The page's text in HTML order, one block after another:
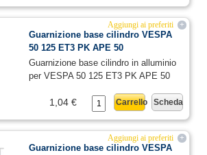
+
Aggiungi ai preferiti
Guarnizione base cilindro VESPA
50 125 ET3 PK APE 50
Guarnizione base cilindro in alluminio
per VESPA 50 125 ET3 PK APE 50
Scheda
Carrello
1,04 €
+
Aggiungi ai preferiti
Guarnizione base cilindro VESPA